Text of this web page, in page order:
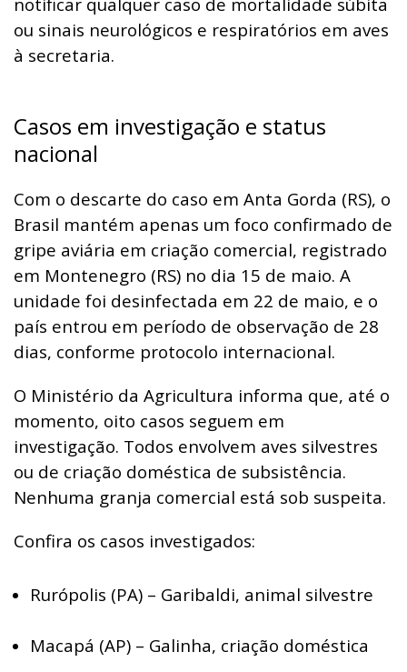
ou sinais neurológicos e respiratórios em aves
à secretaria.
Casos em investigação e status
nacional
Com o descarte do caso em Anta Gorda (RS), o
Brasil mantém apenas um foco confirmado de
gripe aviária em criação comercial, registrado
em Montenegro (RS) no dia 15 de maio. A
unidade foi desinfectada em 22 de maio, e o
país entrou em período de observação de 28
dias, conforme protocolo internacional.
O Ministério da Agricultura informa que, até o
momento, oito casos seguem em
investigação. Todos envolvem aves silvestres
ou de criação doméstica de subsistência.
Nenhuma granja comercial está sob suspeita.
Confira os casos investigados:
Rurópolis (PA) – Garibaldi, animal silvestre
Macapá (AP) – Galinha, criação doméstica